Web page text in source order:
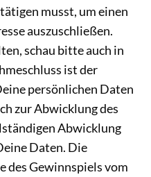
musst, um einen
auszuschließen.
schau bitte auch in
ist der
persönlichen Daten
zur Abwicklung des
Abwicklung
Daten. Die
des Gewinnspiels vom